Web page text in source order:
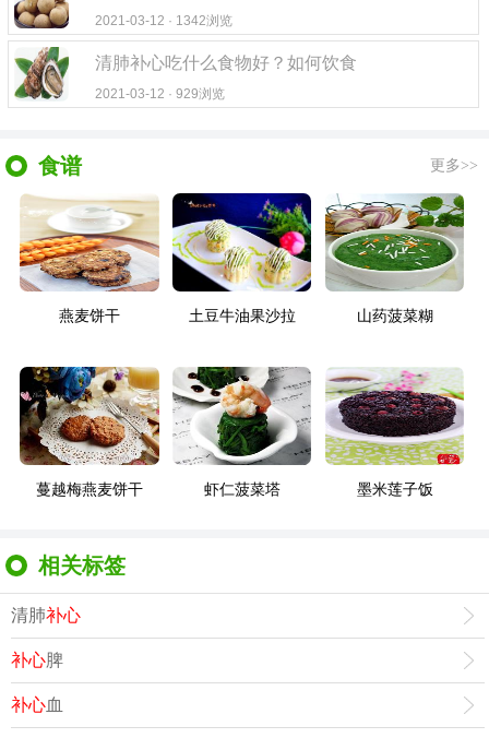
2021-03-12 · 1342浏览
清肺补心吃什么食物好？如何饮食
2021-03-12 · 929浏览
食谱 更多>>
燕麦饼干 土豆牛油果沙拉 山药菠菜糊
蔓越梅燕麦饼干 虾仁菠菜塔 墨米莲子饭
相关标签
清肺补心
补心脾
补心血